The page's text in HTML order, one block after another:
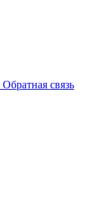
Обратная связь